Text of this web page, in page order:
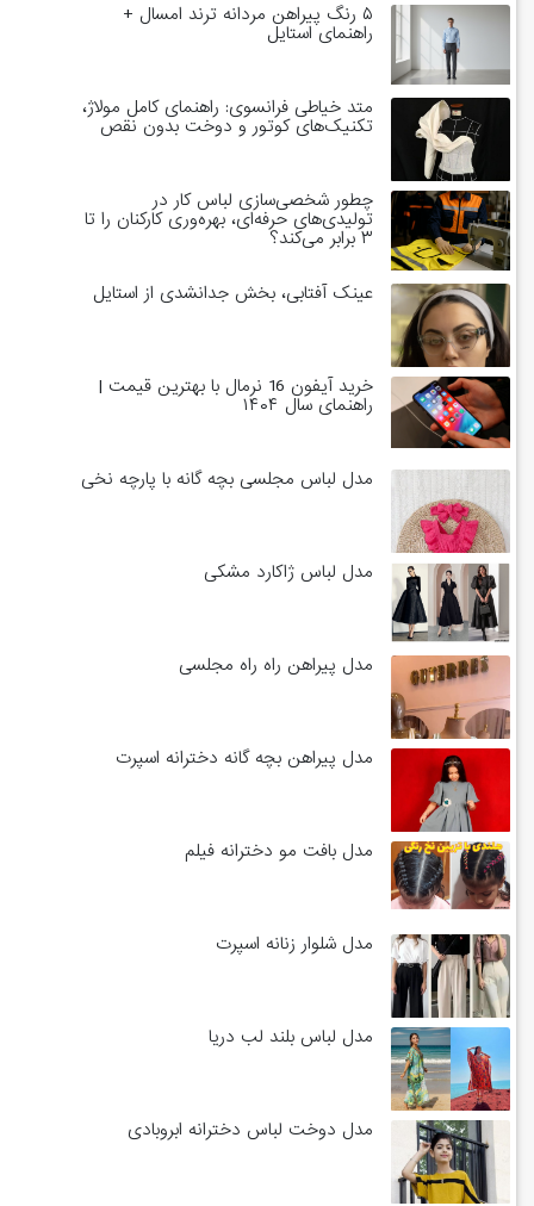
۵ رنگ پیراهن مردانه ترند امسال +
راهنمای استایل
متد خیاطی فرانسوی: راهنمای کامل مولاژ،
تکنیک‌های کوتور و دوخت بدون نقص
چطور شخصی‌سازی لباس کار در
تولیدی‌های حرفه‌ای، بهره‌وری کارکنان را تا
۳ برابر می‌کند؟
عینک آفتابی، بخش جدانشدی از استایل
خرید آیفون 16 نرمال با بهترین قیمت |
راهنمای سال ۱۴۰۴
مدل لباس مجلسی بچه گانه با پارچه نخی
مدل لباس ژاکارد مشکی
مدل پیراهن راه راه مجلسی
مدل پیراهن بچه گانه دخترانه اسپرت
مدل بافت مو دخترانه فیلم
مدل شلوار زنانه اسپرت
مدل لباس بلند لب دریا
مدل دوخت لباس دخترانه ابروبادی